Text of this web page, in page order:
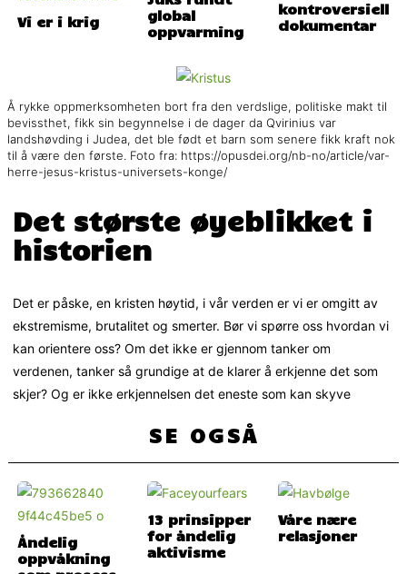
Vi er i krig
global
oppvarming
kontroversiell
dokumentar
Å rykke oppmerksomheten bort fra den verdslige, politiske makt til
bevissthet, fikk sin begynnelse i de dager da Qvirinius var
landshøvding i Judea, det ble født et barn som senere fikk kraft nok
til å være den første. Foto fra: https://opusdei.org/nb-no/article/var-
herre-jesus-kristus-universets-konge/
Det største øyeblikket i
historien
Det er påske, en kristen høytid, i vår verden er vi er omgitt av
ekstremisme, brutalitet og smerter. Bør vi spørre oss hvordan vi
kan orientere oss? Om det ikke er gjennom tanker om
verdenen, tanker så grundige at de klarer å erkjenne det som
skjer? Og er ikke erkjennelsen det eneste som kan skyve
SE OGSÅ
Åndelig
oppvåkning
13 prinsipper
for åndelig
aktivisme
Våre nære
relasjoner